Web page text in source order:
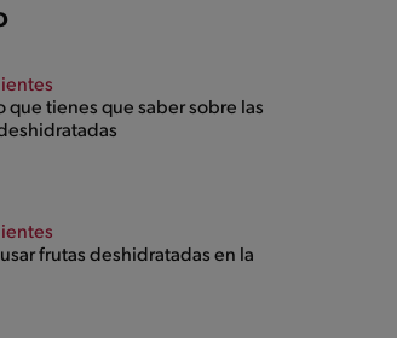
que tienes que saber sobre las
frutas deshidratadas en la